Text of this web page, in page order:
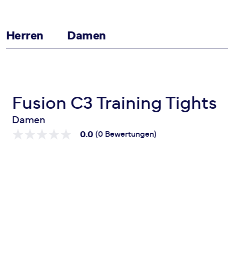
Herren Damen
C3 Training Tights
Fusion C3 Training Tights
Damen
0.0 (0 Bewertungen)